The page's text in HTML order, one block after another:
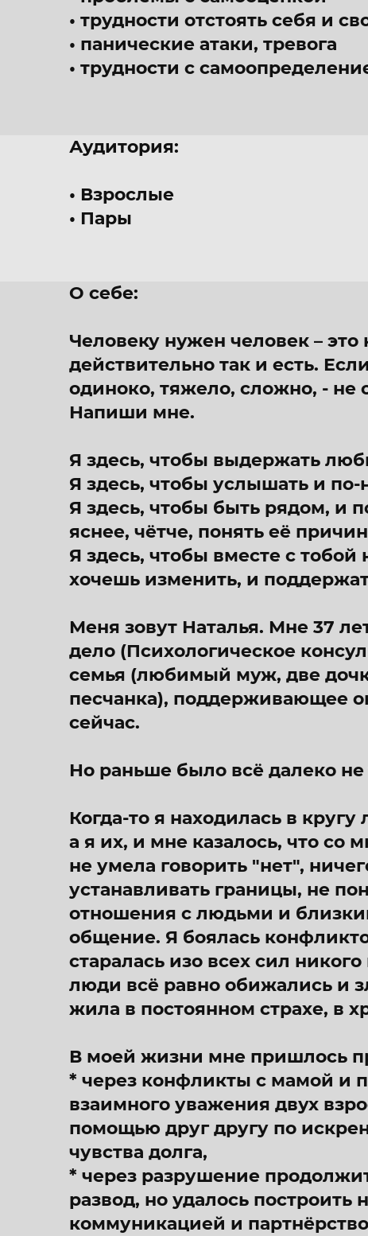
трудности отстоять себя и
панические атаки, тревога
трудности с
Аудитория:
Взрослые
Пары
О себе:
Человеку нужен человек – это
действительно так и есть.
одиноко, тяжело, сложно, - не
Напиши мне.
Я здесь, чтобы выдержать
Я здесь, чтобы услышать и
Я здесь, чтобы быть рядом, и
яснее, чётче, понять её
Я здесь, чтобы вместе с тобой
хочешь изменить, и
Меня зовут Наталья. Мне 37
дело (Психологическое
семья (любимый муж, две
песчанка), поддерживающее
сейчас.
Но раньше было всё далеко не
Когда-то я находилась в
а я их, и мне казалось, что со
не умела говорить "нет",
устанавливать границы, не
отношения с людьми и
общение. Я боялась
старалась изо всех сил
люди всё равно обижались и
жила в постоянном страхе, в
В моей жизни мне пришлось
* через конфликты с мамой и
взаимного уважения двух
помощью друг другу по
чувства долга,
* через разрушение
развод, но удалось
коммуникацией и